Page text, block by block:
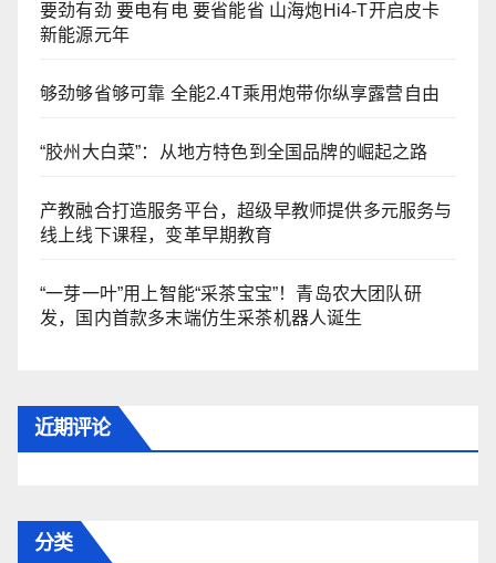
要劲有劲 要电有电 要省能省 山海炮Hi4-T开启皮卡
新能源元年
够劲够省够可靠 全能2.4T乘用炮带你纵享露营自由
“胶州大白菜”：从地方特色到全国品牌的崛起之路
产教融合打造服务平台，超级早教师提供多元服务与
线上线下课程，变革早期教育
“一芽一叶”用上智能“采茶宝宝”！青岛农大团队研
发，国内首款多末端仿生采茶机器人诞生
近期评论
分类